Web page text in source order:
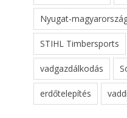
Nyugat-
STIHL Timbersports
vadgazdálkodás
erdőtelepítés